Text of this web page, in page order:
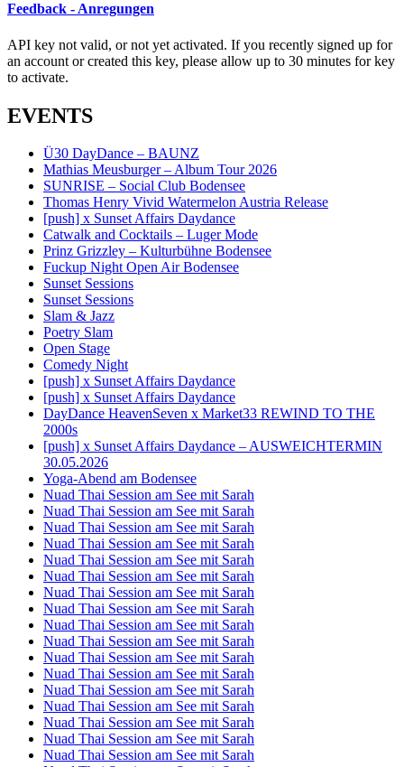
Feedback - Anregungen
API key not valid, or not yet activated. If you recently signed up for
an account or created this key, please allow up to 30 minutes for key
to activate.
EVENTS
Ü30 DayDance – BAUNZ
Mathias Meusburger – Album Tour 2026
SUNRISE – Social Club Bodensee
Thomas Henry Vivid Watermelon Austria Release
[push] x Sunset Affairs Daydance
Catwalk and Cocktails – Luger Mode
Prinz Grizzley – Kulturbühne Bodensee
Fuckup Night Open Air Bodensee
Sunset Sessions
Sunset Sessions
Slam & Jazz
Poetry Slam
Open Stage
Comedy Night
[push] x Sunset Affairs Daydance
[push] x Sunset Affairs Daydance
DayDance HeavenSeven x Market33 REWIND TO THE
2000s
[push] x Sunset Affairs Daydance – AUSWEICHTERMIN
30.05.2026
Yoga-Abend am Bodensee
Nuad Thai Session am See mit Sarah
Nuad Thai Session am See mit Sarah
Nuad Thai Session am See mit Sarah
Nuad Thai Session am See mit Sarah
Nuad Thai Session am See mit Sarah
Nuad Thai Session am See mit Sarah
Nuad Thai Session am See mit Sarah
Nuad Thai Session am See mit Sarah
Nuad Thai Session am See mit Sarah
Nuad Thai Session am See mit Sarah
Nuad Thai Session am See mit Sarah
Nuad Thai Session am See mit Sarah
Nuad Thai Session am See mit Sarah
Nuad Thai Session am See mit Sarah
Nuad Thai Session am See mit Sarah
Nuad Thai Session am See mit Sarah
Nuad Thai Session am See mit Sarah